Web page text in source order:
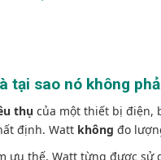
tại sao nó không
thụ của một thiết bị điện,
định. Watt không đo
ưu thế, Watt từng được